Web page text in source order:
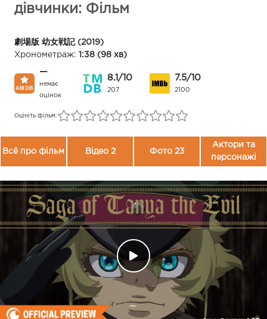
дівчинки: Фільм
劇場版 幼女戦記 (2019)
Хронометраж: 1:38 (98 хв)
—
немає
оцінок
8.1/10
207
7.5/10
2100
Оцініть фільм:
Всё про фільм Відео 2 Фото 23
Актори та
персонажі